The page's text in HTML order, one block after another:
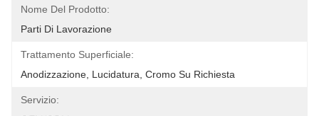
Nome Del Prodotto:
Parti Di Lavorazione
Trattamento Superficiale:
Anodizzazione, Lucidatura, Cromo Su Richiesta
Servizio: